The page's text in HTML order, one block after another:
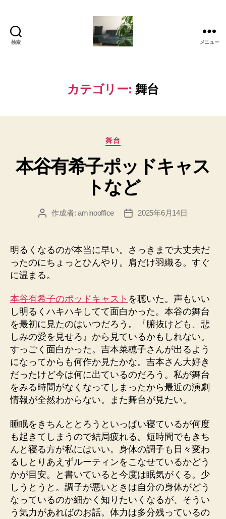
検索
美
(お
も
あ
の
ブ
ロ
グ
メニュー
カテゴリー: 舞台
カ
ゴ
リ
ー
舞台
本谷有希子ポッドキャス
トなど
投
作成者:aminooffice
投
2025年6月14日
明るくなるのが本当に早い。さっきまで大丈夫だ
ったのにちょっとひんやり。肩だけ羽織る。すぐ
に温まる。
本谷有希子のポッドキャスト を聴いた。声もいい
し明るくハキハキしてて面白かった。本谷の舞台
を最初に見たのはいつだろう。『腑抜けども、悲
しみの愛を見せろ』から見ているかもしれない。
すっごく面白かった。吉本菜穂子さんが出るよう
になってからも何作か見たかな。吉本さん大好き
だったけど今は何に出ているのだろう。私が舞台
をみる時間がなくなってしまったから最近の演劇
情報が全然わからない。また舞台が見たい。
睡眠をきちんととろうといっぱい寝ているが何度
も起きてしまうので結局疲れる。短時間でもきち
んと寝る方が私にはいい。身体の調子も日々変わ
るしとりあえずルーティンをこなせているかどう
かが目安。と書いていると今度は眠気がくる。少
しうとうと。調子が悪いときは自分の身体がどう
なっているのか細かく知りたいくなるが、そうい
う気力があればのお話。体力は多分残っているの